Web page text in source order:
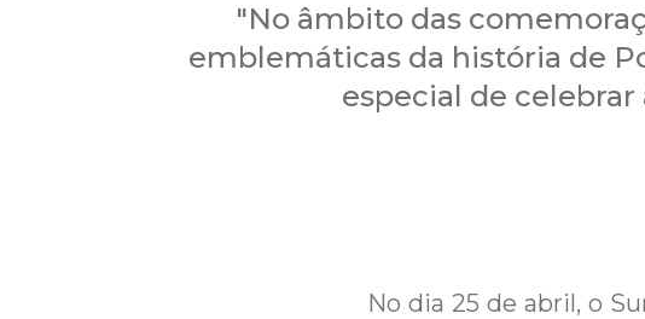
"No âmbito das
emblemáticas da história de
especial de
No dia 25 de abril, o